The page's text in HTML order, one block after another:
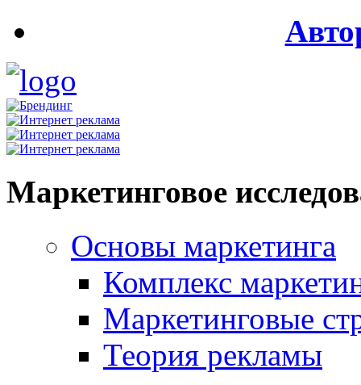
Маркетинговое
Основы маркетинга
Комплекс
Маркетинговые
Теория рекламы